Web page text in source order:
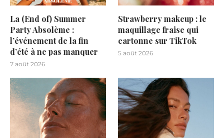
La (End of) Summer
Party Absolème :
l’événement de la fin
d’été à ne pas manquer
7 août 2026
Strawberry makeup : le
maquillage fraise qui
cartonne sur TikTok
5 août 2026